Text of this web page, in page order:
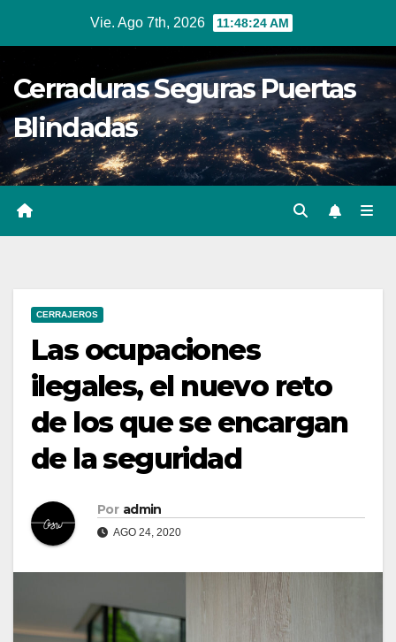
contenido
Vie. Ago 7th, 2026 11:48:25 AM
Cerraduras Seguras Puertas
Blindadas
CERRAJEROS
Las ocupaciones
ilegales, el nuevo reto
de los que se encargan
de la seguridad
Por admin
AGO 24, 2020